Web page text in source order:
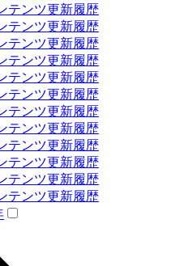
テンツ更新履歴
テンツ更新履歴
テンツ更新履歴
テンツ更新履歴
テンツ更新履歴
テンツ更新履歴
テンツ更新履歴
テンツ更新履歴
テンツ更新履歴
テンツ更新履歴
テンツ更新履歴
テンツ更新履歴